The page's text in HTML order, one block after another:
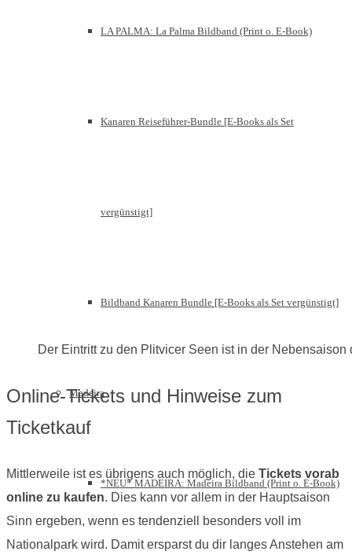
LA PALMA: La Palma Bildband (Print o. E-Book)
Kanaren Reiseführer-Bundle [E-Books als Set
vergünstigt]
Bildband Kanaren Bundle [E-Books als Set vergünstigt]
Madeira
*NEU* MADEIRA: Madeira Bildband (Print o. E-Book)
Der Eintritt zu den Plitvicer Seen ist in der Nebensaison
Online-Tickets und Hinweise zum
Ticketkauf
Mittlerweile ist es übrigens auch möglich, die Tickets vorab
online zu kaufen. Dies kann vor allem in der Hauptsaison
Sinn ergeben, wenn es tendenziell besonders voll im
Nationalpark wird. Damit ersparst du dir langes Anstehen am